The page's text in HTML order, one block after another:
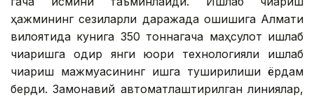
ҳажмининг сезиларли даражада ошишига Алмати
вилоятида кунига 350 тоннагача маҳсулот ишлаб
чиқаришга қодир янги юқори технологияли ишлаб
чиқариш мажмуасининг ишга туширилиши ёрдам
берди. Замонавий автоматлаштирилган линиялар,